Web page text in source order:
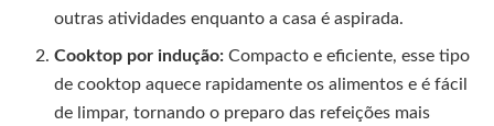
outras atividades enquanto a casa é aspirada.
Cooktop por indução: Compacto e eficiente, esse tipo
de cooktop aquece rapidamente os alimentos e é fácil
de limpar, tornando o preparo das refeições mais